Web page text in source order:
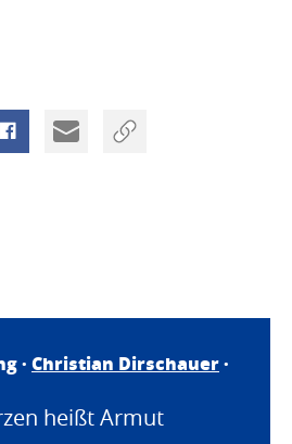
· Christian Dirschauer·
heißt Armut